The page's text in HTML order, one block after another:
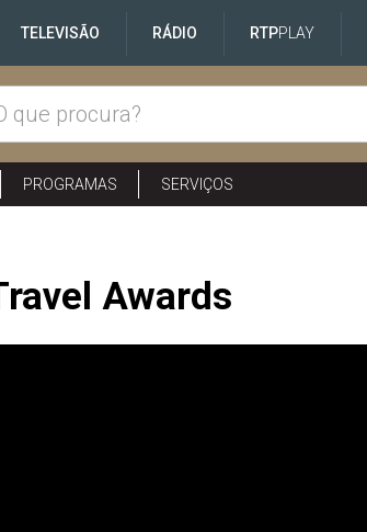
TELEVISÃO RÁDIO RTPPLAY
PROGRAMAS SERVIÇOS
Awards